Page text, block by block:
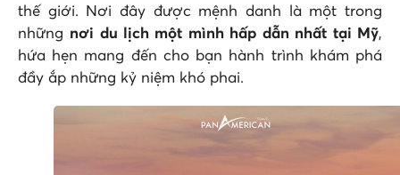
thế giới. Nơi đây được mệnh danh là một trong
những nơi du lịch một mình hấp dẫn nhất tại Mỹ,
hứa hẹn mang đến cho bạn hành trình khám phá
đầy ắp những kỷ niệm khó phai.